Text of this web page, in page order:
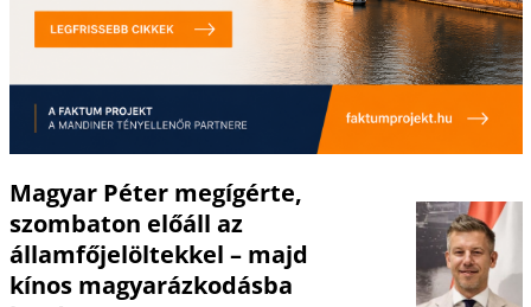
Magyar Péter megígérte,
szombaton előáll az
államfőjelöltekkel – majd
kínos magyarázkodásba